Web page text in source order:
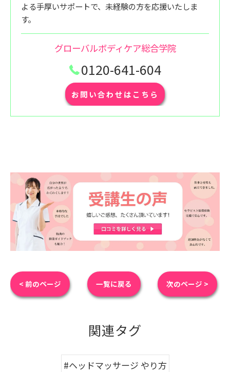
よる手厚いサポートで、未経験の方を応援いたしま
す。
グローバルボディケア総合学院
0120-641-604
お問い合わせはこちら
< 前のページ 一覧に戻る 次のページ >
関連タグ
#ヘッドマッサージ やり方